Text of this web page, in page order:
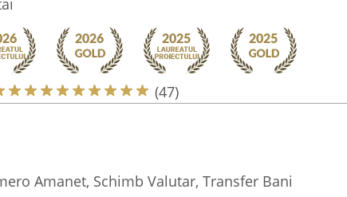
(47)
Amanet, Schimb Valutar, Transfer Bani